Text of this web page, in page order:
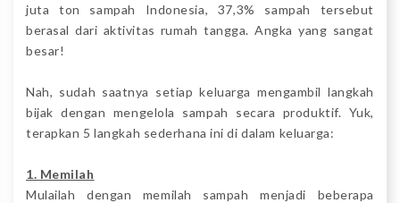
juta ton sampah Indonesia, 37,3% sampah tersebut
berasal dari aktivitas rumah tangga. Angka yang sangat
besar!
Nah, sudah saatnya setiap keluarga mengambil langkah
bijak dengan mengelola sampah secara produktif. Yuk,
terapkan 5 langkah sederhana ini di dalam keluarga:
1. Memilah
Mulailah dengan memilah sampah menjadi beberapa